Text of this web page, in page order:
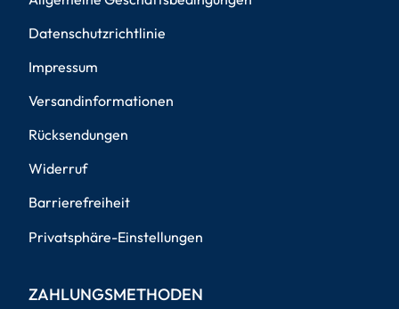
Datenschutzrichtlinie
Impressum
Versandinformationen
Rücksendungen
Widerruf
Barrierefreiheit
Privatsphäre-Einstellungen
ZAHLUNGSMETHODEN